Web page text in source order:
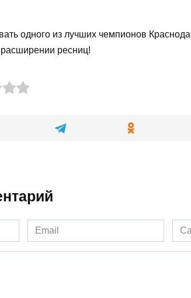
одного из лучших чемпионов
ресниц!
Email
*